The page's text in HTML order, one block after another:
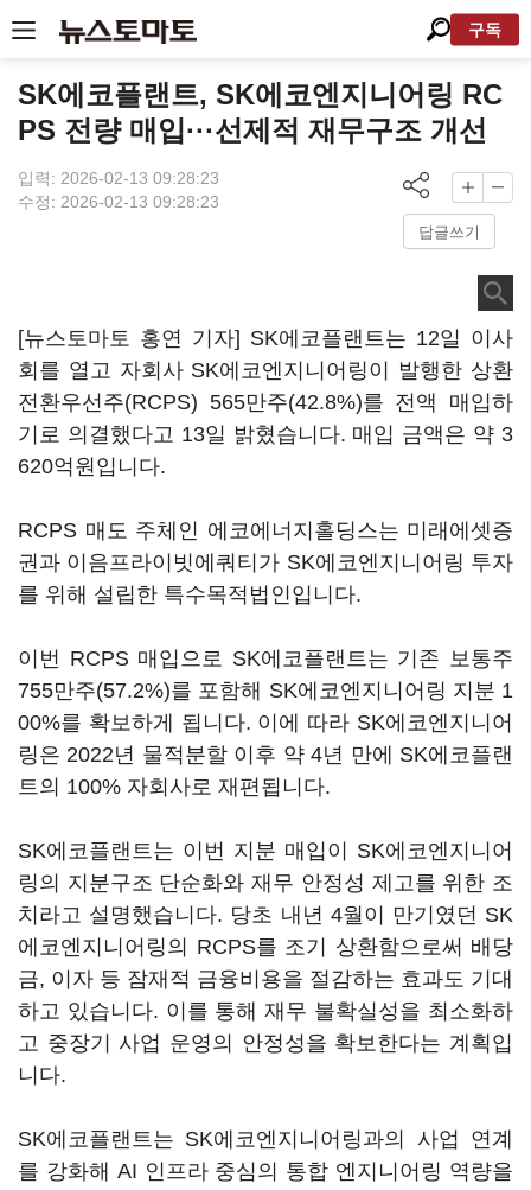
구독
SK에코플랜트, SK에코엔지니어링 RC
PS 전량 매입···선제적 재무구조 개선
입력: 2026-02-13 09:28:23
수정: 2026-02-13 09:28:23
답글쓰기
[뉴스토마토 홍연 기자] SK에코플랜트는 12일 이사
회를 열고 자회사 SK에코엔지니어링이 발행한 상환
전환우선주(RCPS) 565만주(42.8%)를 전액 매입하
기로 의결했다고 13일 밝혔습니다. 매입 금액은 약 3
620억원입니다.
RCPS 매도 주체인 에코에너지홀딩스는 미래에셋증
권과 이음프라이빗에쿼티가 SK에코엔지니어링 투자
를 위해 설립한 특수목적법인입니다.
이번 RCPS 매입으로 SK에코플랜트는 기존 보통주
755만주(57.2%)를 포함해 SK에코엔지니어링 지분 1
00%를 확보하게 됩니다. 이에 따라 SK에코엔지니어
링은 2022년 물적분할 이후 약 4년 만에 SK에코플랜
트의 100% 자회사로 재편됩니다.
SK에코플랜트는 이번 지분 매입이 SK에코엔지니어
링의 지분구조 단순화와 재무 안정성 제고를 위한 조
치라고 설명했습니다. 당초 내년 4월이 만기였던 SK
에코엔지니어링의 RCPS를 조기 상환함으로써 배당
금, 이자 등 잠재적 금융비용을 절감하는 효과도 기대
하고 있습니다. 이를 통해 재무 불확실성을 최소화하
고 중장기 사업 운영의 안정성을 확보한다는 계획입
니다.
SK에코플랜트는 SK에코엔지니어링과의 사업 연계
를 강화해 AI 인프라 중심의 통합 엔지니어링 역량을